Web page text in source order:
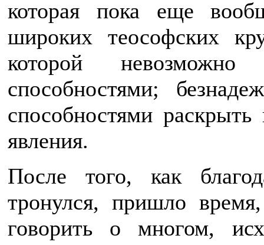
которая пока еще
широких теософских
которой невозможно
способностями;
способностями раскрыть
явления.
После того, как
тронулся, пришло
говорить о многом,